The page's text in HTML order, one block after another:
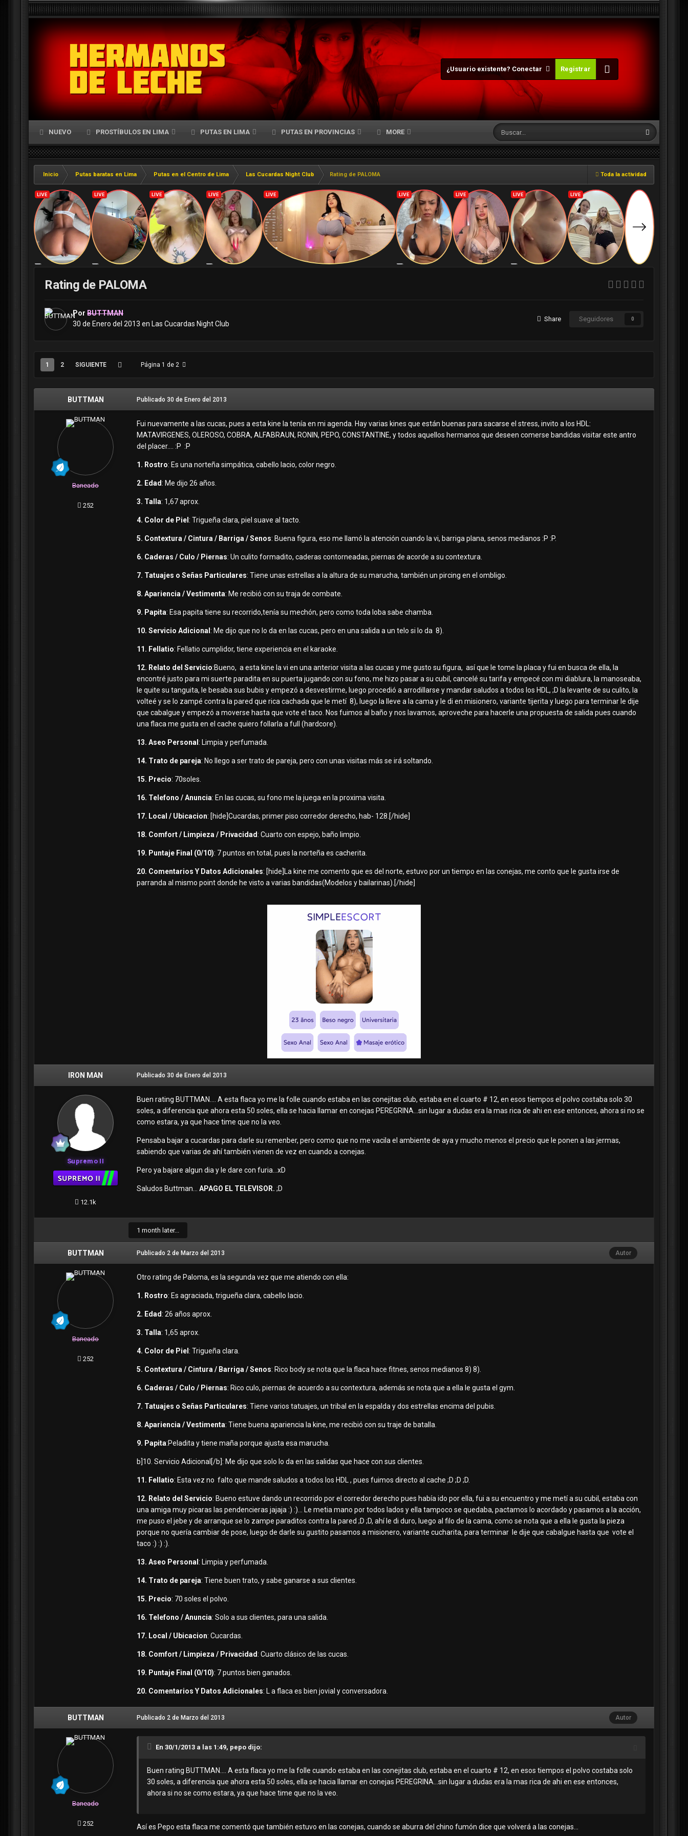
¿Usuario existente? Conectar Registrar
NUEVO PROSTÍBULOS EN LIMA PUTAS EN LIMA PUTAS EN PROVINCIAS MORE
Toda la actividad
Inicio Putas baratas en Lima Putas en el Centro de Lima Las Cucardas Night Club Rating de PALOMA
Rating de PALOMA
Por BUTTMAN
30 de Enero del 2013 en Las Cucardas Night Club
Share Seguidores 0
1 2 SIGUIENTE Página 1 de 2
BUTTMAN
Baneado
252
Publicado 30 de Enero del 2013
Fui nuevamente a las cucas, pues a esta kine la tenía en mi agenda. Hay varias kines que están buenas para sacarse el stress, invito a los HDL:
MATAVIRGENES, OLEROSO, COBRA, ALFABRAUN, RONIN, PEPO, CONSTANTINE, y todos aquellos hermanos que deseen comerse bandidas visitar este antro
del placer…. :P :P
1. Rostro: Es una norteña simpática, cabello lacio, color negro.
2. Edad: Me dijo 26 años.
3. Talla: 1,67 aprox.
4. Color de Piel : Trigueña clara, piel suave al tacto.
5. Contextura / Cintura / Barriga / Senos: Buena figura, eso me llamó la atención cuando la vi, barriga plana, senos medianos :P :P.
6. Caderas / Culo / Piernas: Un culito formadito, caderas contorneadas, piernas de acorde a su contextura.
7. Tatuajes o Señas Particulares: Tiene unas estrellas a la altura de su marucha, también un pircing en el ombligo.
8. Apariencia / Vestimenta: Me recibió con su traja de combate.
9. Papita: Esa papita tiene su recorrido,tenía su mechón, pero como toda loba sabe chamba.
10. Servicio Adicional : Me dijo que no lo da en las cucas, pero en una salida a un telo si lo da 8).
11. Fellatio: Fellatio cumplidor, tiene experiencia en el karaoke.
12. Relato del Servicio:Bueno, a esta kine la vi en una anterior visita a las cucas y me gusto su figura, así que le tome la placa y fui en busca de ella, la
encontré justo para mi suerte paradita en su puerta jugando con su fono, me hizo pasar a su cubil, cancelé su tarifa y empecé con mi diablura, la manoseaba,
le quite su tanguita, le besaba sus bubis y empezó a desvestirme, luego procedió a arrodillarse y mandar saludos a todos los HDL, ;D la levante de su culito, la
volteé y se lo zampé contra la pared que rica cachada que le metí 8), luego la lleve a la cama y le di en misionero, variante tijerita y luego para terminar le dije
que cabalgue y empezó a moverse hasta que vote el taco. Nos fuimos al baño y nos lavamos, aproveche para hacerle una propuesta de salida pues cuando
una flaca me gusta en el cache quiero follarla a full (hardcore).
13. Aseo Personal : Limpia y perfumada.
14. Trato de pareja: No llego a ser trato de pareja, pero con unas visitas más se irá soltando.
15. Precio: 70soles.
16. Telefono / Anuncia: En las cucas, su fono me la juega en la proxima visita.
17. Local / Ubicacion: [hide]Cucardas, primer piso corredor derecho, hab- 128.[/hide]
18. Comfort / Limpieza / Privacidad: Cuarto con espejo, baño limpio.
19. Puntaje Final (0/10): 7 puntos en total, pues la norteña es cacherita.
20. Comentarios Y Datos Adicionales: [hide]La kine me comento que es del norte, estuvo por un tiempo en las conejas, me conto que le gusta irse de
parranda al mismo point donde he visto a varias bandidas(Modelos y bailarinas).[/hide]
IRON MAN
Supremo II
12.1k
Publicado 30 de Enero del 2013
Buen rating BUTTMAN.... A esta flaca yo me la folle cuando estaba en las conejitas club, estaba en el cuarto # 12, en esos tiempos el polvo costaba solo 30
soles, a diferencia que ahora esta 50 soles, ella se hacia llamar en conejas PEREGRINA...sin lugar a dudas era la mas rica de ahi en ese entonces, ahora si no se
como estara, ya que hace time que no la veo.
Pensaba bajar a cucardas para darle su remenber, pero como que no me vacila el ambiente de aya y mucho menos el precio que le ponen a las jermas,
sabiendo que varias de ahí también vienen de vez en cuando a conejas.
Pero ya bajare algun dia y le dare con furia...xD
Saludos Buttman... APAGO EL TELEVISOR. ;D
1 month later...
BUTTMAN
Baneado
252
Autor
Publicado 2 de Marzo del 2013
Otro rating de Paloma, es la segunda vez que me atiendo con ella:
1. Rostro: Es agraciada, trigueña clara, cabello lacio.
2. Edad: 26 años aprox.
3. Talla: 1,65 aprox.
4. Color de Piel: Trigueña clara.
5. Contextura / Cintura / Barriga / Senos: Rico body se nota que la flaca hace fitnes, senos medianos 8) 8).
6. Caderas / Culo / Piernas: Rico culo, piernas de acuerdo a su contextura, además se nota que a ella le gusta el gym.
7. Tatuajes o Señas Particulares: Tiene varios tatuajes, un tribal en la espalda y dos estrellas encima del pubis.
8. Apariencia / Vestimenta: Tiene buena apariencia la kine, me recibió con su traje de batalla.
9. Papita:Peladita y tiene maña porque ajusta esa marucha.
b]10. Servicio Adicional[/b]: Me dijo que solo lo da en las salidas que hace con sus clientes.
11. Fellatio: Esta vez no falto que mande saludos a todos los HDL , pues fuimos directo al cache ;D ;D ;D.
12. Relato del Servicio: Bueno estuve dando un recorrido por el corredor derecho pues había ido por ella, fui a su encuentro y me metí a su cubil, estaba con
una amiga muy picaras las pendencieras jajaja :) :)… Le metia mano por todos lados y ella tampoco se quedaba, pactamos lo acordado y pasamos a la acción,
me puso el jebe y de arranque se lo zampe paraditos contra la pared ;D ;D, ahí le di duro, luego al filo de la cama, como se nota que a ella le gusta la pieza
porque no quería cambiar de pose, luego de darle su gustito pasamos a misionero, variante cucharita, para terminar le dije que cabalgue hasta que vote el
taco :) :) :).
13. Aseo Personal: Limpia y perfumada.
14. Trato de pareja: Tiene buen trato, y sabe ganarse a sus clientes.
15. Precio: 70 soles el polvo.
16. Telefono / Anuncia: Solo a sus clientes, para una salida.
17. Local / Ubicacion: Cucardas.
18. Comfort / Limpieza / Privacidad: Cuarto clásico de las cucas.
19. Puntaje Final (0/10): 7 puntos bien ganados.
20. Comentarios Y Datos Adicionales: L a flaca es bien jovial y conversadora.
BUTTMAN
Baneado
252
Autor
Publicado 2 de Marzo del 2013
En 30/1/2013 a las 1:49, pepo dijo:
Buen rating BUTTMAN.... A esta flaca yo me la folle cuando estaba en las conejitas club, estaba en el cuarto # 12, en esos tiempos el polvo costaba solo
30 soles, a diferencia que ahora esta 50 soles, ella se hacia llamar en conejas PEREGRINA...sin lugar a dudas era la mas rica de ahi en ese entonces,
ahora si no se como estara, ya que hace time que no la veo.
Así es Pepo esta flaca me comentó que también estuvo en las conejas, cuando se aburra del chino fumón dice que volverá a las conejas...